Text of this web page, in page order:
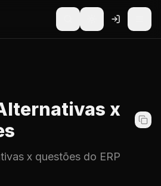
x
x questões do ERP